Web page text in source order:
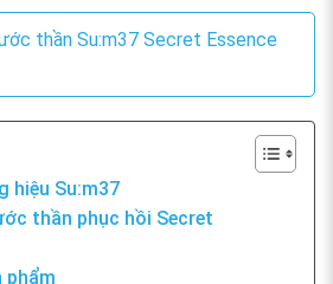
thần Su:m37 Secret Essence
hiệu Su:m37
thần phục hồi Secret
phẩm